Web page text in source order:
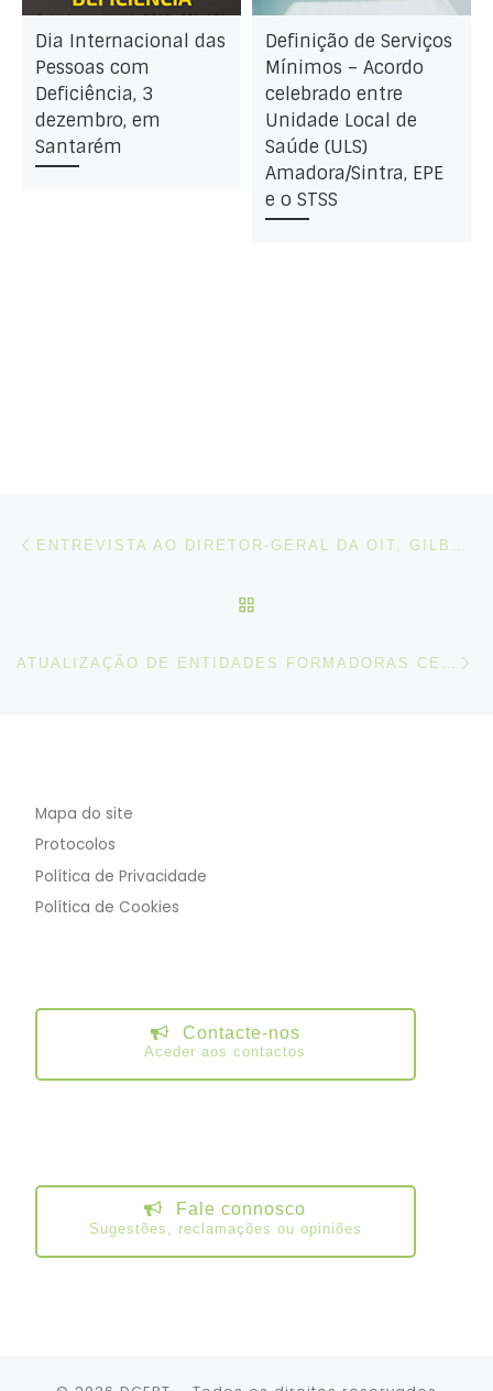
Dia Internacional das
Pessoas com
Deficiência, 3
dezembro, em
Santarém
Definição de Serviços
Mínimos – Acordo
celebrado entre
Unidade Local de
Saúde (ULS)
Amadora/Sintra, EPE
e o STSS
Post navigation
Mapa do site
Protocolos
Política de Privacidade
Política de Cookies
Contacte-nos
Aceder aos contactos
Fale connosco
Sugestões, reclamações ou opiniões